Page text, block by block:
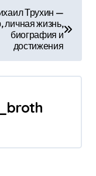
Трухин —
личная жизнь,
биография и
достижения